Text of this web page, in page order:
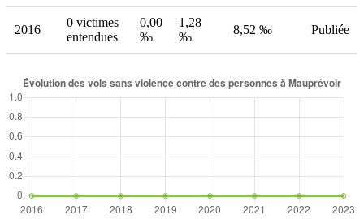
2016
0 victimes
entendues
0,00
‰
1,28
‰
8,52 ‰ Publiée